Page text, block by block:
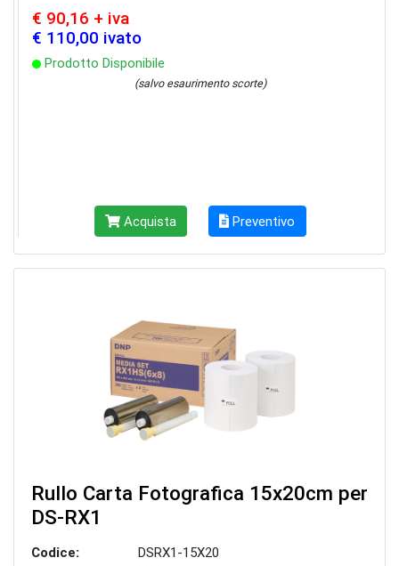
€ 90,16 + iva
€ 110,00 ivato
Prodotto Disponibile
(salvo esaurimento scorte)
Acquista Preventivo
Rullo Carta Fotografica 15x20cm per
DS-RX1
Codice:
DSRX1-15X20